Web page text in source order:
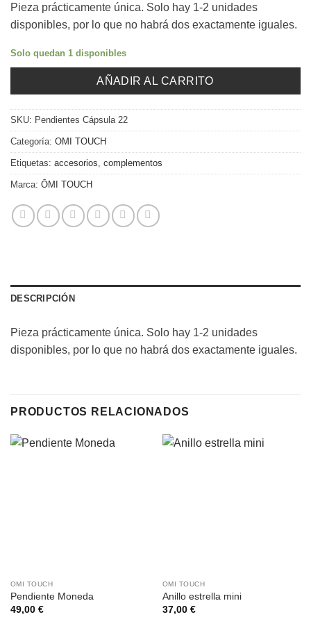
Pieza prácticamente única. Solo hay 1-2 unidades
disponibles, por lo que no habrá dos exactamente iguales.
Solo quedan 1 disponibles
AÑADIR AL CARRITO
SKU: Pendientes Cápsula 22
Categoría: OMI TOUCH
Etiquetas: accesorios, complementos
Marca: ŌMI TOUCH
DESCRIPCIÓN
Pieza prácticamente única. Solo hay 1-2 unidades
disponibles, por lo que no habrá dos exactamente iguales.
PRODUCTOS RELACIONADOS
OMI TOUCH
Pendiente Moneda
49,00 €
OMI TOUCH
Anillo estrella mini
37,00 €